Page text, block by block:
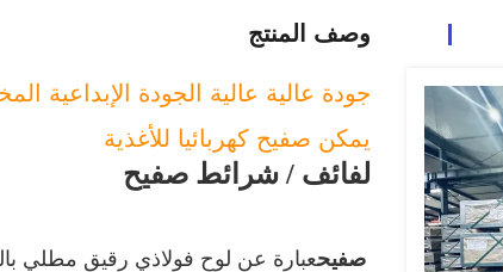
وصف المنتج
جودة عالية عالية الجودة الإبداعية
يمكن صفيح كهربائيا للأغذية
لفائف / شرائط صفيح
صفيحعبارة عن لوح فولاذي رقيق مطلي